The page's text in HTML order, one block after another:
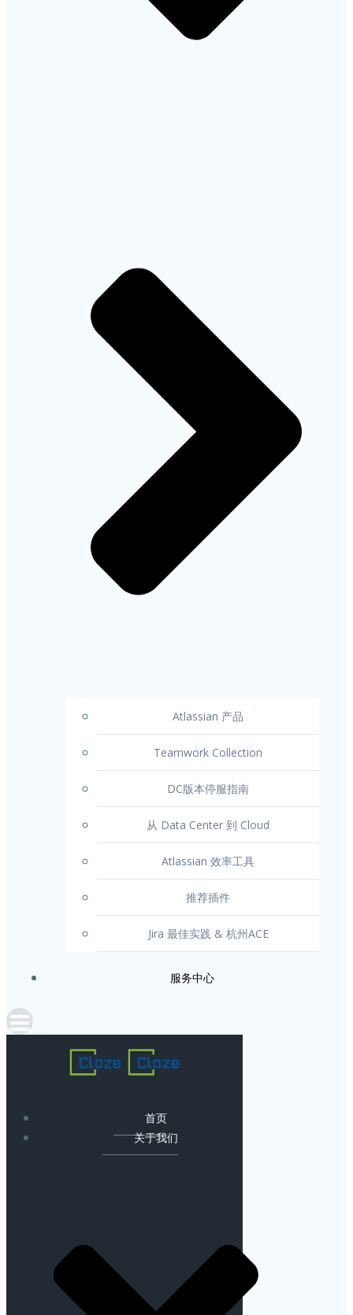
Atlassian 产品
Teamwork Collection
DC版本停服指南
从 Data Center 到 Cloud
Atlassian 效率工具
推荐插件
Jira 最佳实践 & 杭州ACE
服务中心
首页
关于我们